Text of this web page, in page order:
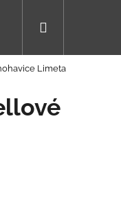
Prihlásenie
Limeta